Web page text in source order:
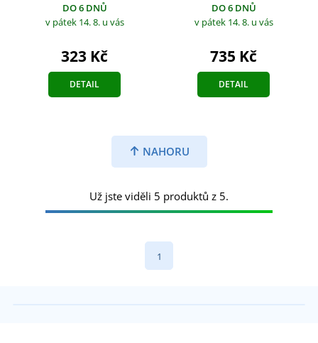
DO 6 DNŮ
v pátek 14. 8. u vás
323 Kč
DETAIL
DO 6 DNŮ
v pátek 14. 8. u vás
735 Kč
DETAIL
NAHORU
Už jste viděli 5 produktů z 5.
1